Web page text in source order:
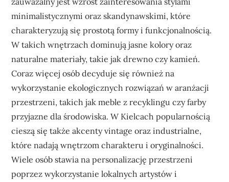
minimalistycznymi oraz skandynawskimi, które
charakteryzują się prostotą formy i funkcjonalnością.
W takich wnętrzach dominują jasne kolory oraz
naturalne materiały, takie jak drewno czy kamień.
Coraz więcej osób decyduje się również na
wykorzystanie ekologicznych rozwiązań w aranżacji
przestrzeni, takich jak meble z recyklingu czy farby
przyjazne dla środowiska. W Kielcach popularnością
cieszą się także akcenty vintage oraz industrialne,
które nadają wnętrzom charakteru i oryginalności.
Wiele osób stawia na personalizację przestrzeni
poprzez wykorzystanie lokalnych artystów i